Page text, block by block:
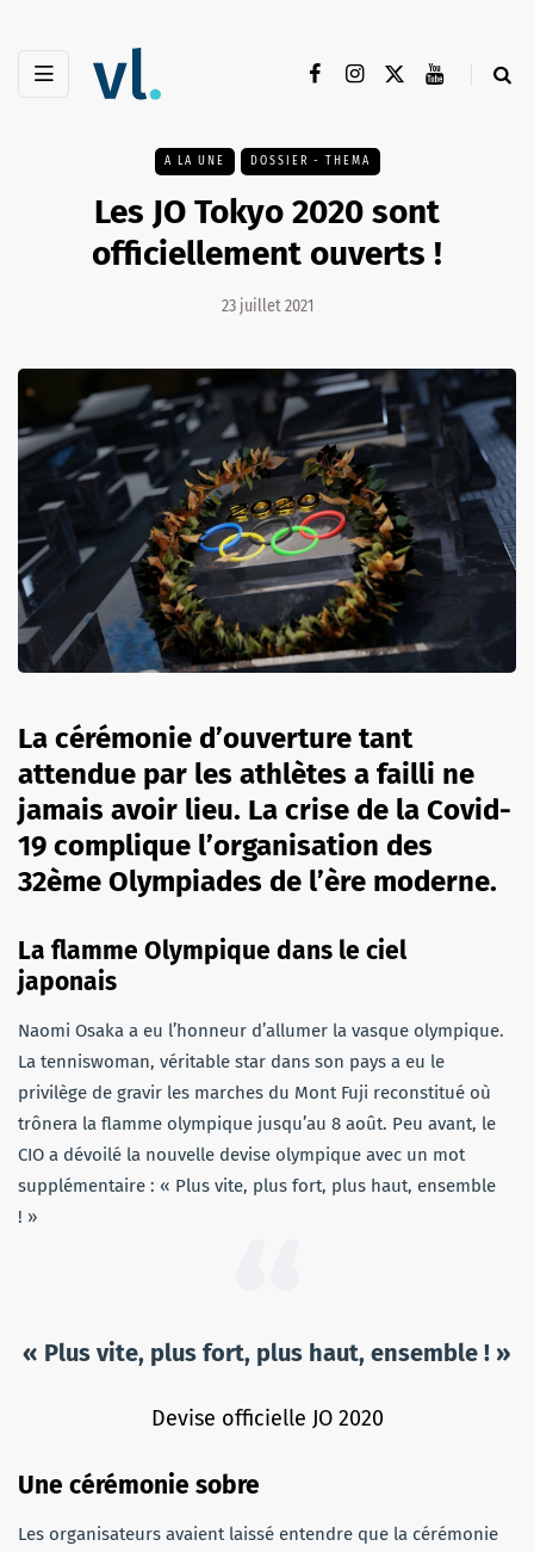
A LA UNE DOSSIER - THEMA
Les JO Tokyo 2020 sont
officiellement ouverts !
23 juillet 2021
La cérémonie d’ouverture tant
attendue par les athlètes a failli ne
jamais avoir lieu. La crise de la Covid-
19 complique l’organisation des
32ème Olympiades de l’ère moderne.
La flamme Olympique dans le ciel
japonais
Naomi Osaka a eu l’honneur d’allumer la vasque olympique.
La tenniswoman, véritable star dans son pays a eu le
privilège de gravir les marches du Mont Fuji reconstitué où
trônera la flamme olympique jusqu’au 8 août. Peu avant, le
CIO a dévoilé la nouvelle devise olympique avec un mot
supplémentaire : « Plus vite, plus fort, plus haut, ensemble
! »
« Plus vite, plus fort, plus haut, ensemble ! »
Devise officielle JO 2020
Une cérémonie sobre
Les organisateurs avaient laissé entendre que la cérémonie